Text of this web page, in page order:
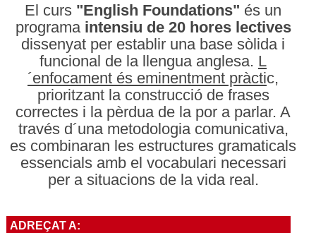
El curs "English Foundations" és un
programaintensiu de 20 hores lectives
dissenyat per establir una base sòlida i
funcional de la llengua anglesa. L
´enfocament és eminentment pràctic,
prioritzant la construcció de frases
correctes i la pèrdua de la por a parlar. A
través d´una metodologia comunicativa,
es combinaran les estructures gramaticals
essencials amb el vocabulari necessari
per a situacions de la vida real.
ADREÇAT A: